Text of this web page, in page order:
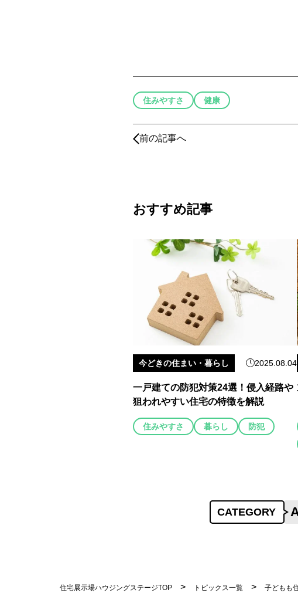
住みやすさ 健康
前の記事へ
おすすめ記事
今どきの住まい・暮らし 2025.08.04
一戸建ての防犯対策24選！侵入経路や
狙われやすい住宅の特徴を解説
住みやすさ 暮らし 防犯
CATEGORY
住宅展示場ハウジングステージTOP トピックス一覧 子どもも